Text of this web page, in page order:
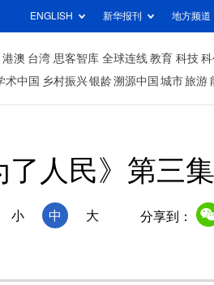
ENGLISH 新华报刊 地方频道
港澳 台湾 思客智库 全球连线 教育 科技 科
术中国 乡村振兴银龄溯源中国 城市旅游
人民》第三
小 中 大 分享到：